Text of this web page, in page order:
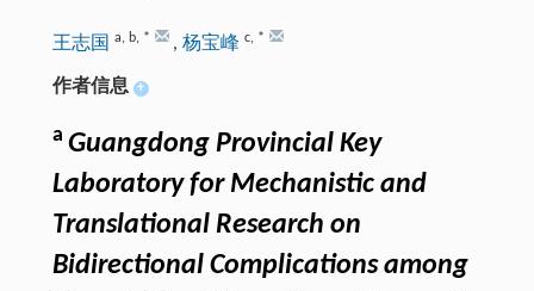
王志国 a, b, * , 杨宝峰 c, *
作者信息 +
a Guangdong Provincial Key
Laboratory for Mechanistic and
Translational Research on
Bidirectional Complications among